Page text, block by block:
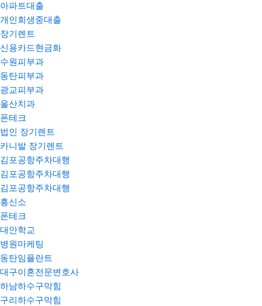
아파트대출
개인회생중대출
장기렌트
신용카드현금화
수원피부과
동탄피부과
광교피부과
울산치과
폰테크
법인 장기렌트
카니발 장기렌트
김포공항주차대행
김포공항주차대행
김포공항주차대행
흥신소
폰테크
대안학교
병원마케팅
동탄임플란트
대구이혼전문변호사
하남하수구막힘
구리하수구막힘